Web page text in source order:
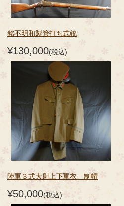
銘不明和製管打ち式銃
¥130,000(税込)
陸軍３式大尉上下軍衣、制帽
¥50,000(税込)